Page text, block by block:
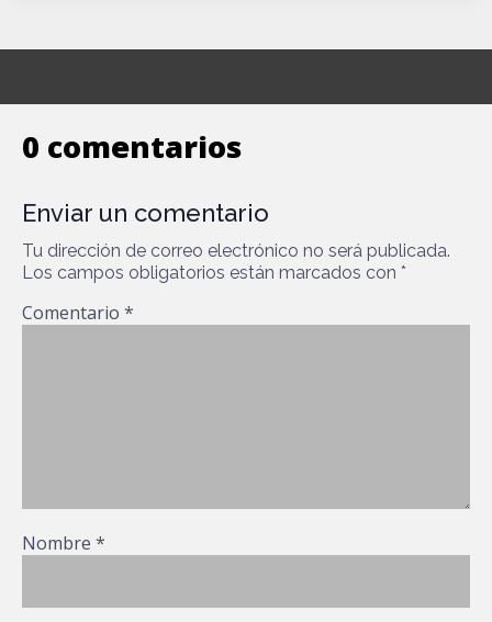
0 comentarios
Enviar un comentario
Tu dirección de correo electrónico no será publicada.
Los campos obligatorios están marcados con *
Comentario *
Nombre *